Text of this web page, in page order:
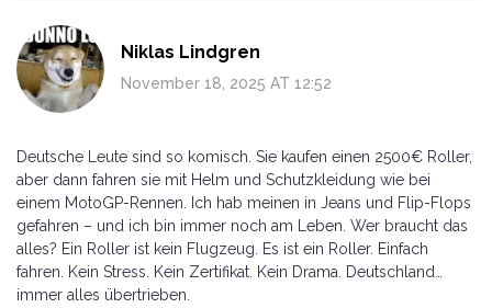
Niklas Lindgren
November 18, 2025 AT 12:52
Deutsche Leute sind so komisch. Sie kaufen einen 2500€ Roller,
aber dann fahren sie mit Helm und Schutzkleidung wie bei
einem MotoGP-Rennen. Ich hab meinen in Jeans und Flip-Flops
gefahren – und ich bin immer noch am Leben. Wer braucht das
alles? Ein Roller ist kein Flugzeug. Es ist ein Roller. Einfach
fahren. Kein Stress. Kein Zertifikat. Kein Drama. Deutschland…
immer alles übertrieben.